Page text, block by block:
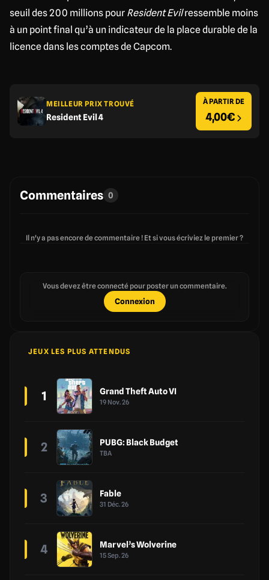
seuil des 200 millions pour Resident Evilressemble moins
à un point final qu’à un indicateur de la place durable de la
licence dans les comptes de Capcom.
MEILLEUR PRIX TROUVÉ
Resident Evil 4
À PARTIR DE
4,00€
Commentaires 0
Il n'y a pas encore de commentaire ! Et si vous écriviez le premier ?
Vous devez être connecté pour poster un commentaire.
Connexion
JEUX LES PLUS ATTENDUS
1 Grand Theft Auto VI
19 Nov. 26
2 PUBG: Black Budget
TBA
3 Fable
31 Déc. 26
4 Marvel’s Wolverine
15 Sep. 26